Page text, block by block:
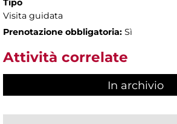
Tipo
Visita guidata
Prenotazione obbligatoria: Sì
Attività correlate
In archivio